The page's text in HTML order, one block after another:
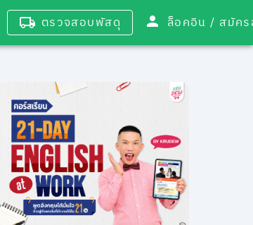
ตรวจสอบพัสดุ ล็อคอิน /